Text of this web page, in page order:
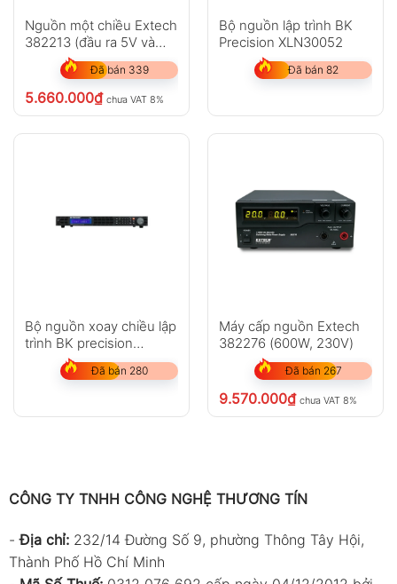
Nguồn một chiều Extech
382213 (đầu ra 5V và
12V cố định)
Đã bán 339
5.660.000₫ chưa VAT 8%
Bộ nguồn lập trình BK
Precision XLN30052
Đã bán 82
Bộ nguồn xoay chiều lập
trình BK precision
XLN60026-GL
Đã bán 280
Máy cấp nguồn Extech
382276 (600W, 230V)
Đã bán 267
9.570.000₫ chưa VAT 8%
CÔNG TY TNHH CÔNG NGHỆ THƯƠNG TÍN
-Địa chỉ: 232/14 Đường Số 9, phường Thông Tây Hội,
Thành Phố Hồ Chí Minh